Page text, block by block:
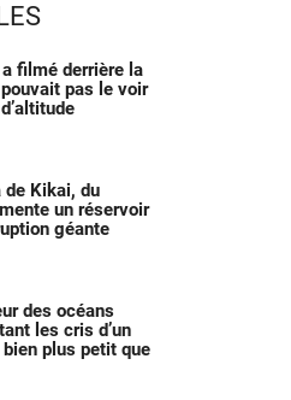
a filmé derrière la
pas le voir
de Kikai, du
un réservoir
géante
des océans
les cris d’un
plus petit que